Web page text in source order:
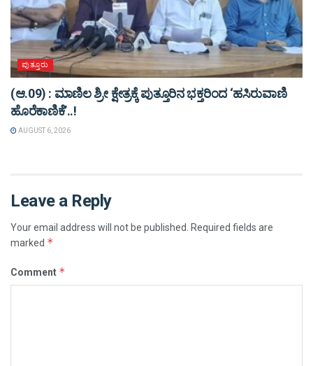
ಪುತ್ತೂರು
(ಆ.09) : ಮಾಣಿಲ ಶ್ರೀ ಕ್ಷೇತ್ರಕ್ಕೆ ಪುತ್ತೂರಿನ ಭಕ್ತರಿಂದ ‘ಹಸಿರುವಾಣಿ
ಹೊರೆಕಾಣಿಕೆ’..!
AUGUST 6, 2026
Leave a Reply
Your email address will not be published. Required fields are
marked *
Comment *